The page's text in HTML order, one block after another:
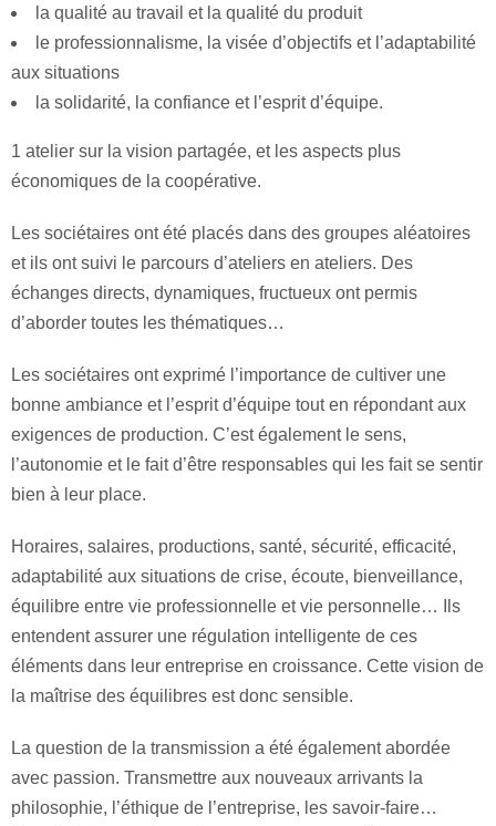
la qualité au travail et la qualité du produit
le professionnalisme, la visée d’objectifs et l’adaptabilité
aux situations
la solidarité, la confiance et l’esprit d’équipe.
1 atelier sur la vision partagée, et les aspects plus
économiques de la coopérative.
Les sociétaires ont été placés dans des groupes aléatoires
et ils ont suivi le parcours d’ateliers en ateliers. Des
échanges directs, dynamiques, fructueux ont permis
d’aborder toutes les thématiques…
Les sociétaires ont exprimé l’importance de cultiver une
bonne ambiance et l’esprit d’équipe tout en répondant aux
exigences de production. C’est également le sens,
l’autonomie et le fait d’être responsables qui les fait se sentir
bien à leur place.
Horaires, salaires, productions, santé, sécurité, efficacité,
adaptabilité aux situations de crise, écoute, bienveillance,
équilibre entre vie professionnelle et vie personnelle… Ils
entendent assurer une régulation intelligente de ces
éléments dans leur entreprise en croissance. Cette vision de
la maîtrise des équilibres est donc sensible.
La question de la transmission a été également abordée
avec passion. Transmettre aux nouveaux arrivants la
philosophie, l’éthique de l’entreprise, les savoir-faire…